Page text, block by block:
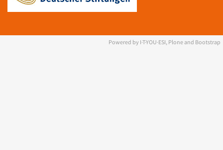
Powered by I·T·YOU·ESI, Plone and Bootstrap